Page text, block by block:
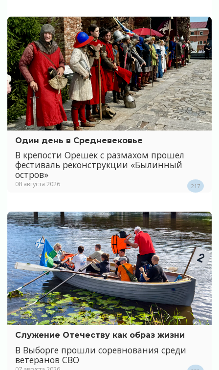
Один день в Средневековье
В крепости Орешек с размахом прошел
фестиваль реконструкции «Былинный
остров»
08 августа 2026 217
Служение Отечеству как образ жизни
В Выборге прошли соревнования среди
ветеранов СВО